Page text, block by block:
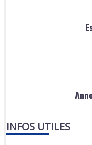
INFOS UTILES